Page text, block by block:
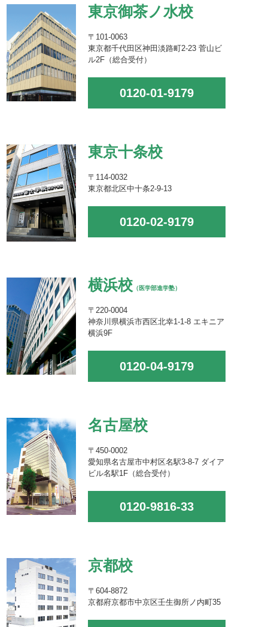
東京御茶ノ水校
〒101-0063
東京都千代田区神田淡路町2-23 菅山ビ
ル2F（総合受付）
0120-01-9179
東京十条校
〒114-0032
東京都北区中十条2-9-13
0120-02-9179
横浜校 （医学部進学塾）
〒220-0004
神奈川県横浜市西区北幸1-1-8 エキニア
横浜9F
0120-04-9179
名古屋校
〒450-0002
愛知県名古屋市中村区名駅3-8-7 ダイア
ビル名駅1F（総合受付）
0120-9816-33
京都校
〒604-8872
京都府京都市中京区壬生御所ノ内町35